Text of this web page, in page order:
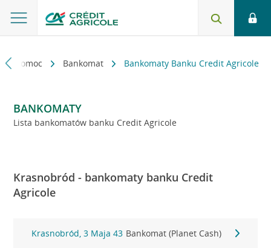
i pomoc Bankomat Bankomaty Banku Credit Agricole
BANKOMATY
Lista bankomatów banku Credit Agricole
Krasnobród - bankomaty banku Credit
Agricole
Krasnobród, 3 Maja 43 Bankomat (Planet Cash)